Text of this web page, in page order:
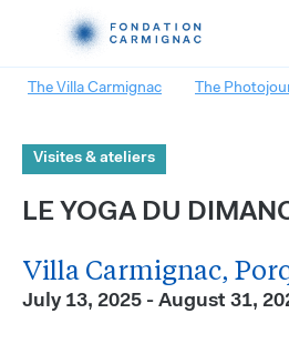
The Villa Carmignac The
Visites & ateliers
LE YOGA DU
Villa Carmignac,
July 13, 2025 - August 31,